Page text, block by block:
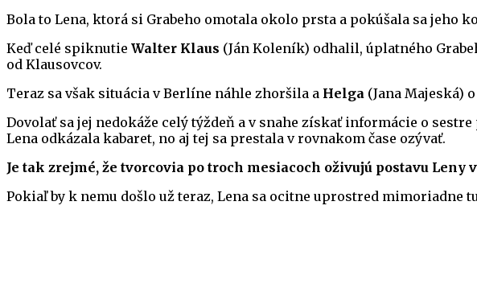
Bola to Lena, ktorá si Grabeho omotala okolo prsta a pokúšala sa jeho
Keď celé spiknutie Walter Klaus (Ján Koleník) odhalil, úplatného
od Klausovcov.
Teraz sa však situácia v Berlíne náhle zhoršila a Helga (Jana Majeská)
Dovolať sa jej nedokáže celý týždeň a v snahe získať informácie o
Lena odkázala kabaret, no aj tej sa prestala v rovnakom čase ozývať.
Je tak zrejmé, že tvorcovia po troch mesiacoch oživujú postavu
Pokiaľ by k nemu došlo už teraz, Lena sa ocitne uprostred mimoriadne